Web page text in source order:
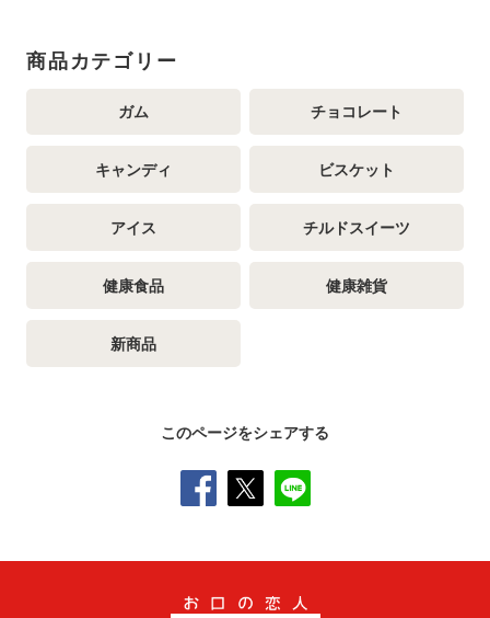
商品カテゴリー
ガム チョコレート
キャンディ ビスケット
アイス チルドスイーツ
健康食品 健康雑貨
新商品
このページをシェアする